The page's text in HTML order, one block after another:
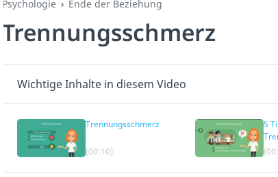
Psychologie
Ende der Beziehung
Trennungsschmerz
Wichtige Inhalte in diesem Video
Trennungsschmerz
(00:10)
5